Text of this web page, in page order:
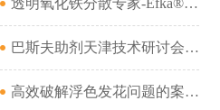
透明氧化铁分散专家-Efka® PX 4321&amp;Efka® PX 4330&amp;Dispex® Ultra CX 4452...
巴斯夫助剂天津技术研讨会成功举办...
高效破解浮色发花问题的案例分析（二）...